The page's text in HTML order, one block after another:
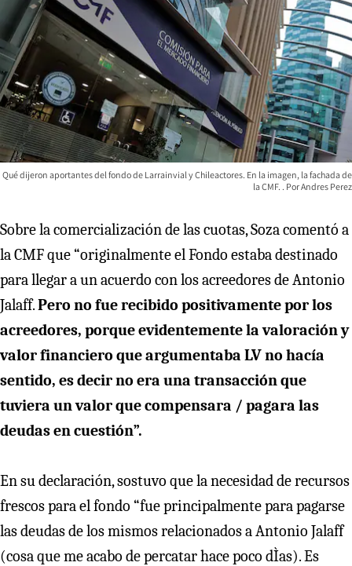
Qué dijeron aportantes del fondo de Larrainvial y Chileactores. En la imagen, la fachada de
la CMF.
Andres Perez
Sobre la comercialización de las cuotas, Soza comentó a
la CMF que “originalmente el Fondo estaba destinado
para llegar a un acuerdo con los acreedores de Antonio
Jalaff.Pero no fue recibido positivamente por los
acreedores, porque evidentemente la valoración y
valor financiero que argumentaba LV no hacía
sentido, es decir no era una transacción que
tuviera un valor que compensara / pagara las
deudas en cuestión”.
En su declaración, sostuvo que la necesidad de recursos
frescos para el fondo “fue principalmente para pagarse
las deudas de los mismos relacionados a Antonio Jalaff
(cosa que me acabo de percatar hace poco dÌas). Es